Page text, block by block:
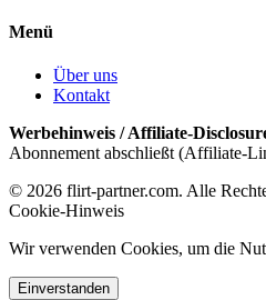
Menü
Über uns
Kontakt
Werbehinweis / Affiliate-
Abonnement abschließt (Affiliate-
© 2026 flirt-partner.com. Alle
Cookie-Hinweis
Wir verwenden Cookies, um die
Einverstanden